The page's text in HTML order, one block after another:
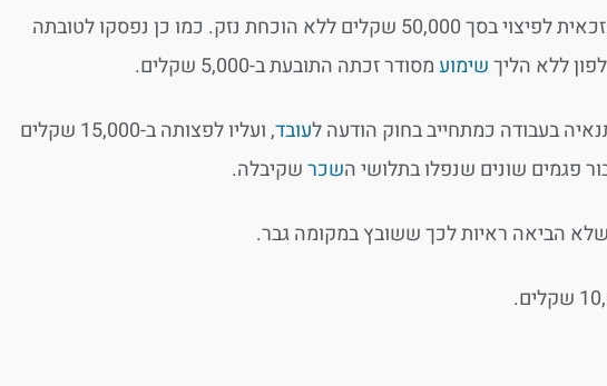
נזק. כמו כן נפסקו לטובתה
שימועמסודר זכתה התובעת ב-5,000 שקלים.
בעבודה כמתחייב בחוק הודעה לעובד
, ועליו לפצותה ב-15,000 שקלים
שכרשקיבלה.
הביאה ראיות לכך ששובץ במקומה גבר.